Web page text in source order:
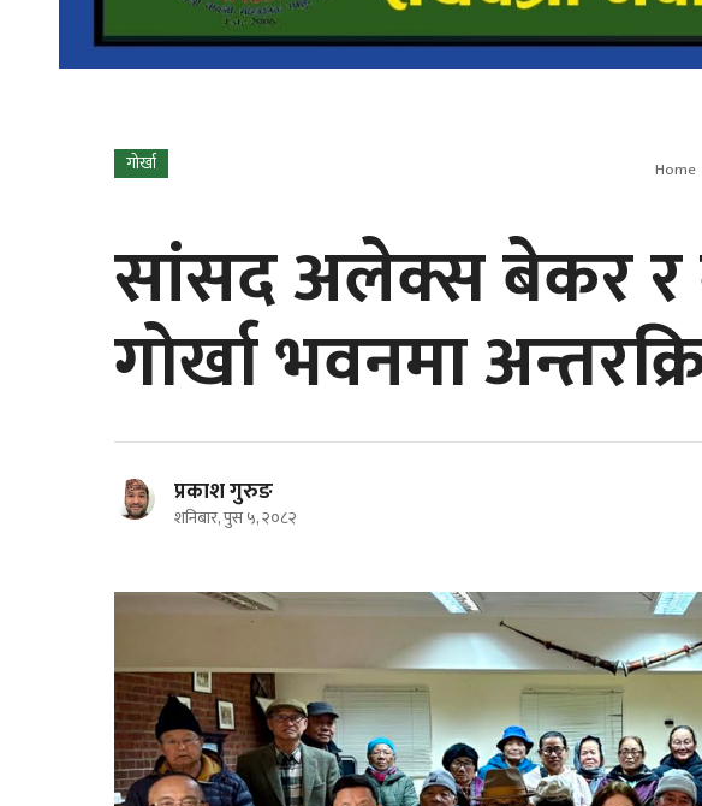
गोर्खा Home
सांसद अलेक्स बेकर र
गोर्खा भवनमा
प्रकाश गुरुङ
शनिबार, पुस ५, २०८२